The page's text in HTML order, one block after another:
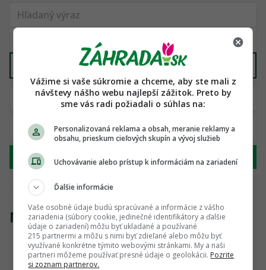
Hľadať
Nenašli sme žiadny produkt
Vážime si vaše súkromie a chceme, aby ste mali z
návštevy nášho webu najlepší zážitok. Preto by
sme vás radi požiadali o súhlas na:
Personalizovaná reklama a obsah, meranie reklamy a
obsahu, prieskum cieľových skupín a vývoj služieb
Uchovávanie alebo prístup k informáciám na zariadení
Ďalšie informácie
Vaše osobné údaje budú spracúvané a informácie z vášho
zariadenia (súbory cookie, jedinečné identifikátory a ďalšie
údaje o zariadení) môžu byť ukladané a používané
215 partnermi a môžu s nimi byť zdieľané alebo môžu byť
využívané konkrétne týmito webovými stránkami. My a naši
partneri môžeme používať presné údaje o geolokácii. Pozrite
si zoznam partnerov.